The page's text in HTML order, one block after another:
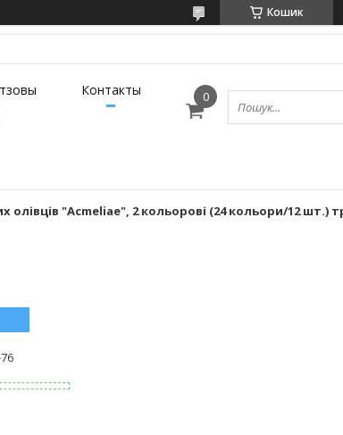
Кошик
Контакты
олівців "Acmeliae", 2 кольорові (24 кольори/12 шт.)